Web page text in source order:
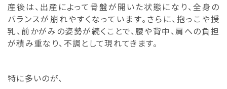
産後は、出産によって骨盤が開いた状態になり、全身の
バランスが崩れやすくなっています。さらに、抱っこや授
乳、前かがみの姿勢が続くことで、腰や背中、肩への負担
が積み重なり、不調として現れてきます。
特に多いのが、